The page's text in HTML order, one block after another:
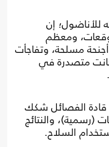
للأناضول؛ إن
ومعظم
مسلحة، وتفاجأت
متصدرة في
قادة الفصائل شكك
(رسمية)، والنتائج
السلاح.